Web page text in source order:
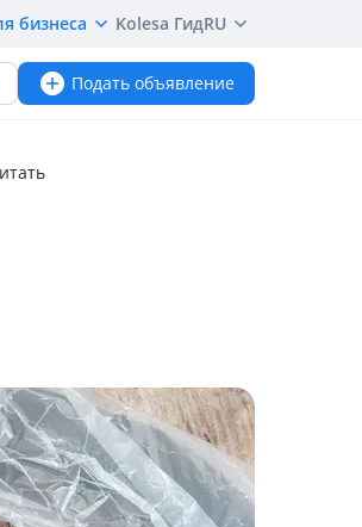
бизнеса Kolesa ГидRU
Подать объявление